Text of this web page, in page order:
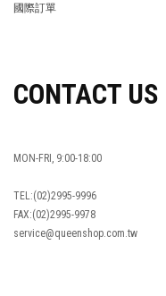
國際訂單
CONTACT US
MON-FRI, 9:00-18:00
TEL:(02)2995-9996
FAX:(02)2995-9978
service@queenshop.com.tw